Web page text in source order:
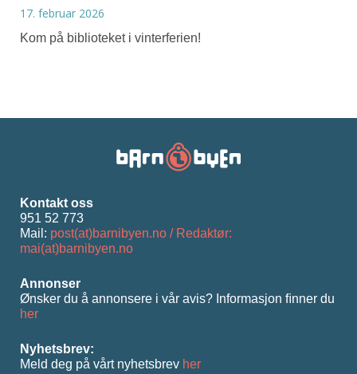
17. februar 2026
Kom på biblioteket i vinterferien!
Kontakt oss
951 52 773
Mail: post(at)barnibyen.no / Redaktør:
mai(at)barnibyen.no
Annonser
Ønsker du å annonsere i vår avis? Informasjon ﬁnner du
her
Nyhetsbrev:
Meld deg på vårt nyhetsbrev her